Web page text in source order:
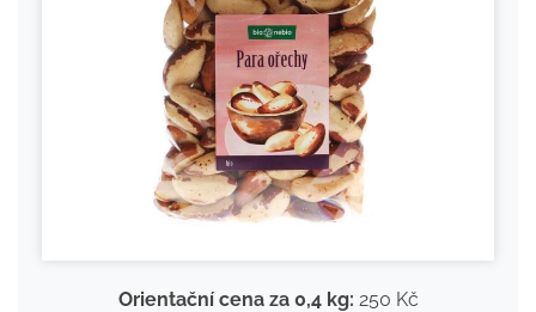
Orientační cena za 0,4 kg: 250 Kč